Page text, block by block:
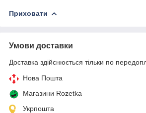
Приховати
Умови доставки
Доставка здійснюється тільки по
Нова Пошта
Магазини Rozetka
Укрпошта